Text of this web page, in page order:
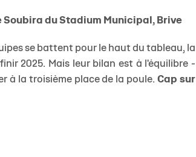
Soubira du Stadium Municipal, Brive
se battent pour le haut du tableau, la
2025. Mais leur bilan est à l'équilibre -
à la troisième place de la poule.Cap sur